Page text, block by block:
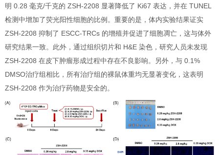
明 0.28 毫克/千克的 ZSH-2208 显著降低了 Ki67 表达，并在 TUNEL
检测中增加了荧光阳性细胞的比例。重要的是，体内实验结果证实
ZSH-2208 抑制了 ESCC-TRCs 的增殖并促进了细胞凋亡，这与体外
研究结果一致。此外，通过组织切片和 H&E 染色，研究人员未发现
ZSH-2208 在皮下肿瘤形成过程中存在不良影响。另外，与 0.1%
DMSO治疗组相比，所有治疗组的裸鼠体重均无显著变化，这表明
ZSH-2208 作为治疗药物是安全的。